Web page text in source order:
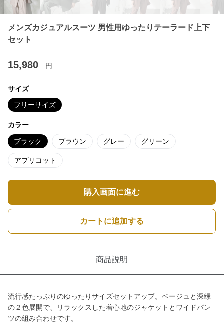
メンズカジュアルスーツ 男性用ゆったりテーラード上下
セット
15,980 円
サイズ
フリーサイズ
カラー
ブラック ブラウン グレー グリーン
アプリコット
購入画面に進む
カートに追加する
商品説明
流行感たっぷりのゆったりサイズセットアップ。ベージュと深緑
の２色展開で、リラックスした着心地のジャケットとワイドパン
ツの組み合わせです。